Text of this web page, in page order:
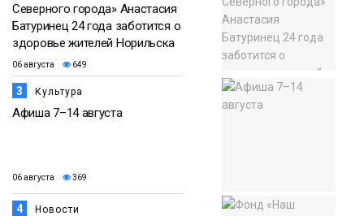
Северного города» Анастасия
Батуринец 24 года заботится о
здоровье жителей Норильска
06 августа 649
3 Культура
Афиша 7–14 августа
06 августа 369
4 Новости